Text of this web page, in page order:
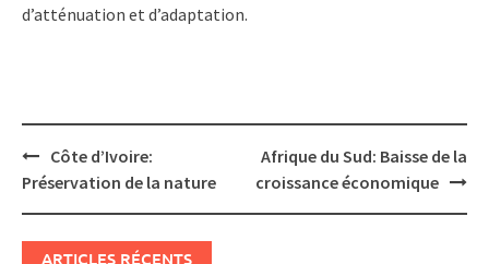
d’atténuation et d’adaptation.
Post
navigation
Côte d’Ivoire:
Préservation de la nature
Afrique du Sud: Baisse de la
croissance économique
ARTICLES RÉCENTS